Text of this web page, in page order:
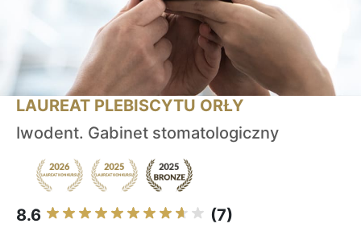
LAUREAT PLEBISCYTU ORŁY
Iwodent. Gabinet stomatologiczny
8.6 (7)